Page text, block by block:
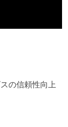
の信頼性向上